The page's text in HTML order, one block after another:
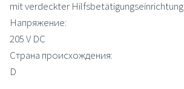
mit verdeckter Hilfsbetätigungseinrichtung
Напряжение:
205 V DC
Страна происхождения:
D